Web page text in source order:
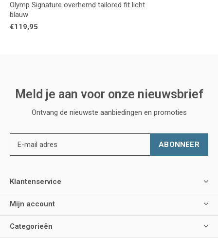
Olymp Signature overhemd tailored fit licht
blauw
€119,95
Meld je aan voor onze nieuwsbrief
Ontvang de nieuwste aanbiedingen en promoties
ABONNEER
Klantenservice
Mijn account
Categorieën